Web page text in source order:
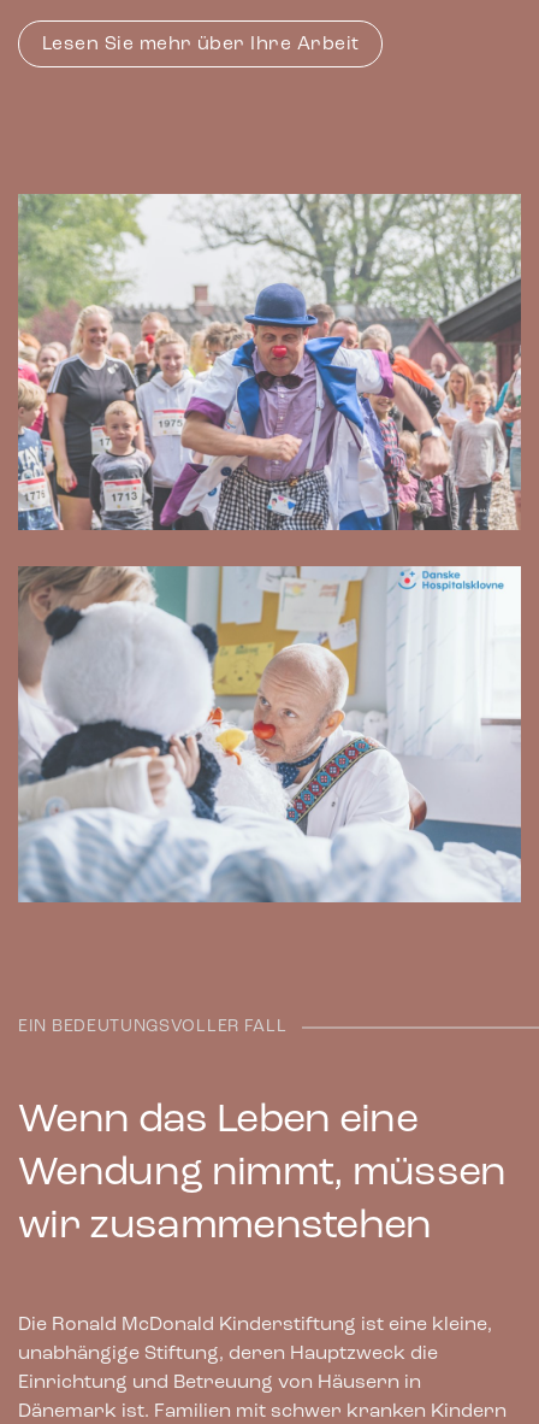
Lesen Sie mehr über Ihre Arbeit
EIN BEDEUTUNGSVOLLER FALL
Wenn das Leben eine
Wendung nimmt, müssen
wir zusammenstehen
Die Ronald McDonald Kinderstiftung ist eine kleine,
unabhängige Stiftung, deren Hauptzweck die
Einrichtung und Betreuung von Häusern in
Dänemark ist. Familien mit schwer kranken Kindern